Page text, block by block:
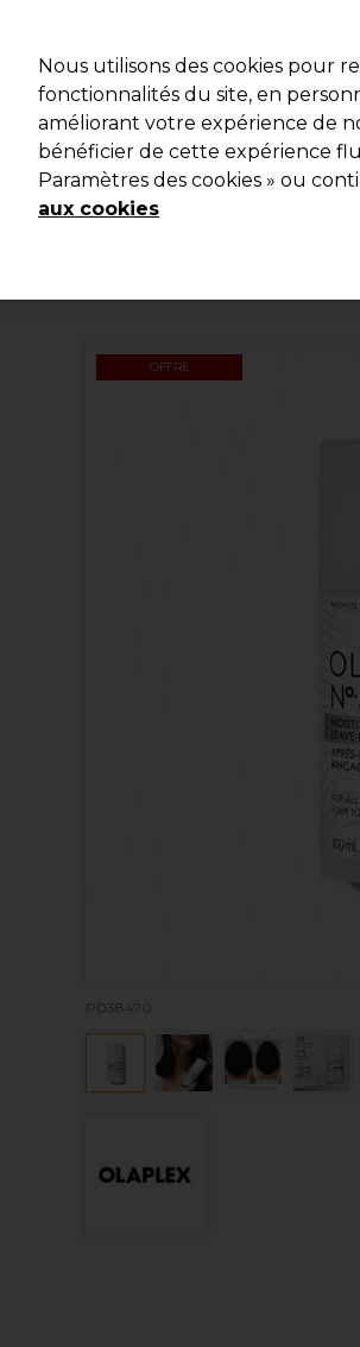
Marques
Bons plans Coiffure
Livraison et délais
OFFRE
P038470
Nous utilisons des cookies pour
fonctionnalités du site, en
améliorant votre expérience de
bénéficier de cette expérience
Paramètres des cookies » ou
aux cookies